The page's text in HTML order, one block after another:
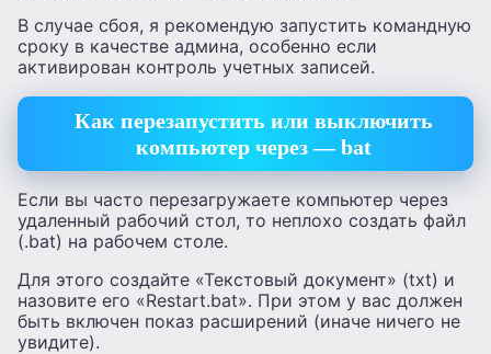
В случае сбоя, я рекомендую запустить командную
сроку в качестве админа, особенно если
активирован контроль учетных записей.
Как перезапустить или выключить
компьютер через — bat
Если вы часто перезагружаете компьютер через
удаленный рабочий стол, то неплохо создать файл
(.bat) на рабочем столе.
Для этого создайте «Текстовый документ» (txt) и
назовите его «Restart.bat». При этом у вас должен
быть включен показ расширений (иначе ничего не
увидите).